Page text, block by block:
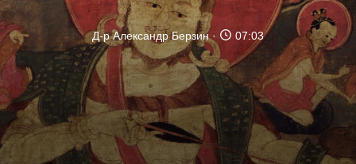
Д-р Александр Берзин 07:03